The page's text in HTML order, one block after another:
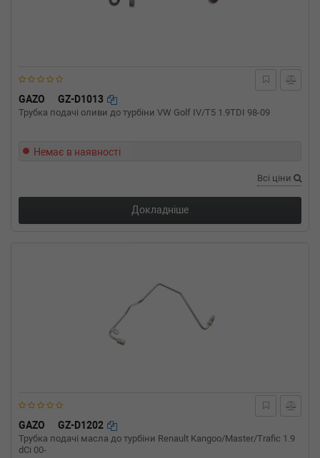
GAZO GZ-D1013
Трубка подачі оливи до турбіни VW Golf IV/T5 1.9TDI 98-09
Немає в наявності
Всі ціни
Докладніше
GAZO GZ-D1202
Трубка подачі масла до турбіни Renault Kangoo/Master/Trafic 1.9
dCi 00-